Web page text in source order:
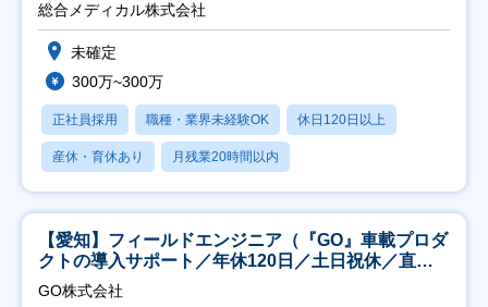
総合メディカル株式会社
未確定
300万~300万
正社員採用 職種・業界未経験OK 休日120日以上
産休・育休あり 月残業20時間以内
【愛知】フィールドエンジニア（『GO』車載プロダ
クトの導入サポート／年休120日／土日祝休／直行
直帰
GO株式会社